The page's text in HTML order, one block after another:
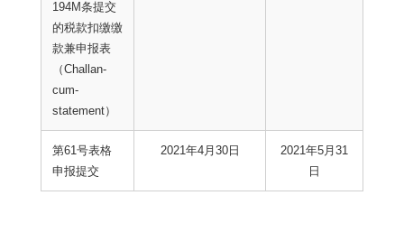
194M条提交
的税款扣缴缴
款兼申报表
（Challan-
cum-
statement）
第61号表格
申报提交
2021年4月30日
2021年5月31
日